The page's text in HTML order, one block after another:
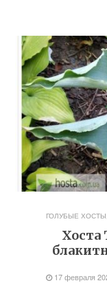
ГОЛУБЫЕ ХОСТЫ
Хоста
17 февраля